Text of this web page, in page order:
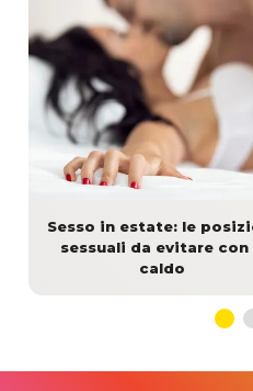
Sesso in estate: le
sessuali da evitare con
caldo